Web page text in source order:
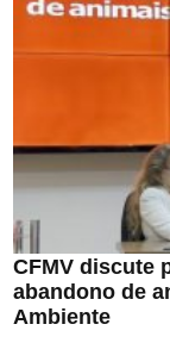
CFMV discute
abandono de
Ambiente